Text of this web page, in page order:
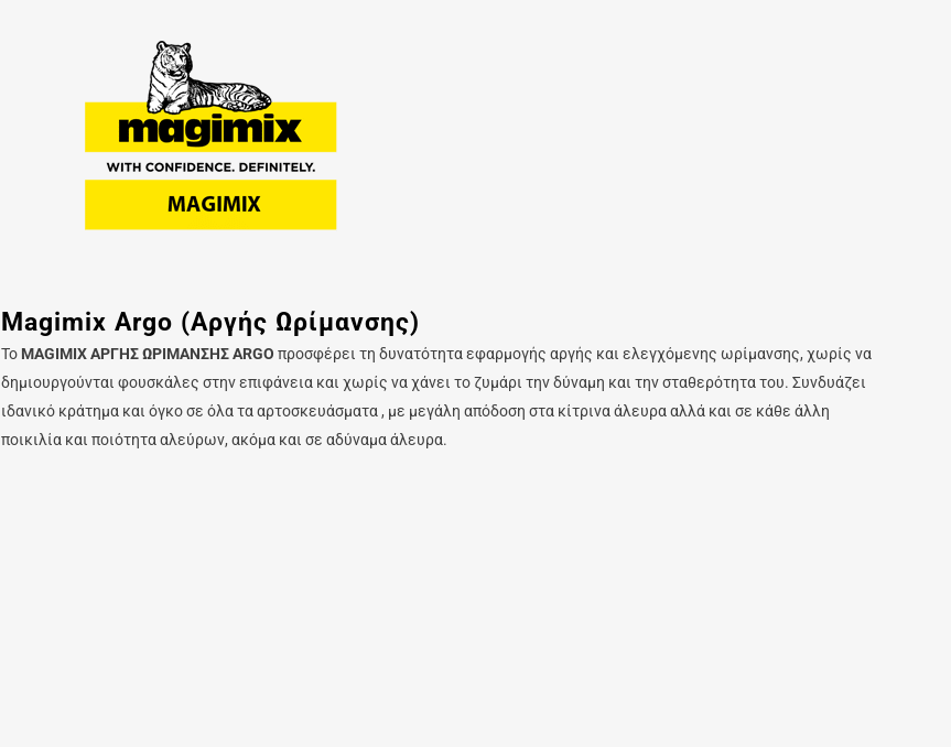
Magimix Argo (Αργής Ωρίμανσης)
Το MAGIMIX ΑΡΓΗΣ ΩΡΙΜΑΝΣΗΣ ARGO προσφέρει τη δυνατότητα εφαρμογής αργής και ελεγχόμενης ωρίμανσης, χωρίς να
δημιουργούνται φουσκάλες στην επιφάνεια και χωρίς να χάνει το ζυμάρι την δύναμη και την σταθερότητα του. Συνδυάζει
ιδανικό κράτημα και όγκο σε όλα τα αρτοσκευάσματα , με μεγάλη απόδοση στα κίτρινα άλευρα αλλά και σε κάθε άλλη
ποικιλία και ποιότητα αλεύρων, ακόμα και σε αδύναμα άλευρα.